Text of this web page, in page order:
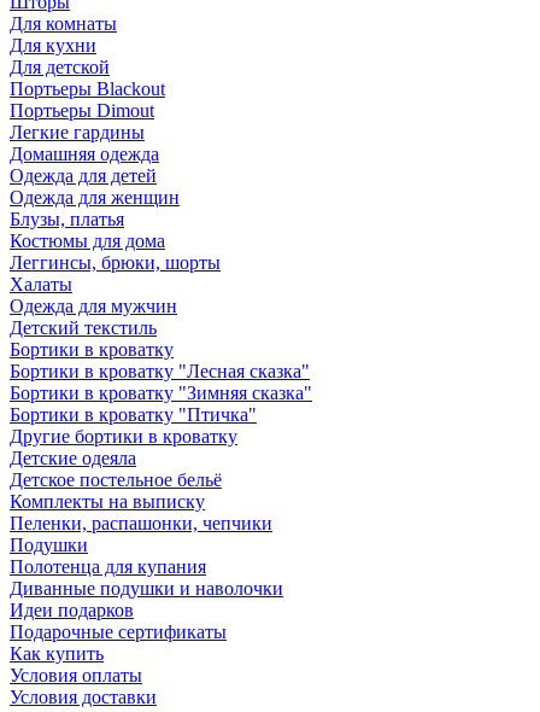
Для комнаты
Для кухни
Для детской
Портьеры Blackout
Портьеры Dimout
Легкие гардины
Домашняя одежда
Одежда для детей
Одежда для женщин
Блузы, платья
Костюмы для дома
Леггинсы, брюки, шорты
Халаты
Одежда для мужчин
Детский текстиль
Бортики в кроватку
Бортики в кроватку "Лесная сказка"
Бортики в кроватку "Зимняя сказка"
Бортики в кроватку "Птичка"
Другие бортики в кроватку
Детские одеяла
Детское постельное бельё
Комплекты на выписку
Пеленки, распашонки, чепчики
Подушки
Полотенца для купания
Диванные подушки и наволочки
Идеи подарков
Подарочные сертификаты
Как купить
Условия оплаты
Условия доставки